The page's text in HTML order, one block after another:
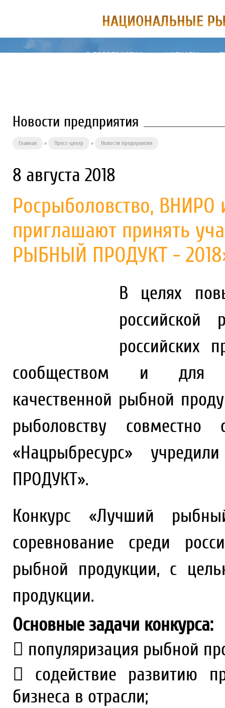
О ПРЕДПРИЯТИИ ФИЛИАЛЫ
Новости предприятия
Главная » Пресс-центр » Новости предприятия
8 августа 2018
Росрыболовство, ВНИРО
приглашают принять
РЫБНЫЙ ПРОДУКТ -
В целях
российской
российских
сообществом и для
качественной рыбной
рыболовству
«Нацрыбресурс»
ПРОДУКТ».
Конкурс «Лучший
соревнование среди
рыбной продукции, с
продукции.
Основные задачи конкурса:
 популяризация рыбной
 содействие развитию
бизнеса в отрасли;